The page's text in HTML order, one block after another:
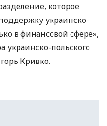
которое
украинско-
в финансовой сфере»,
украинско-польского
Кривко.